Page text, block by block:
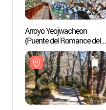
Arroyo Yeojwacheon
(Puente del Romance del
Arroyo Yeojwacheon)
(여좌천
(여좌천로망스다리))